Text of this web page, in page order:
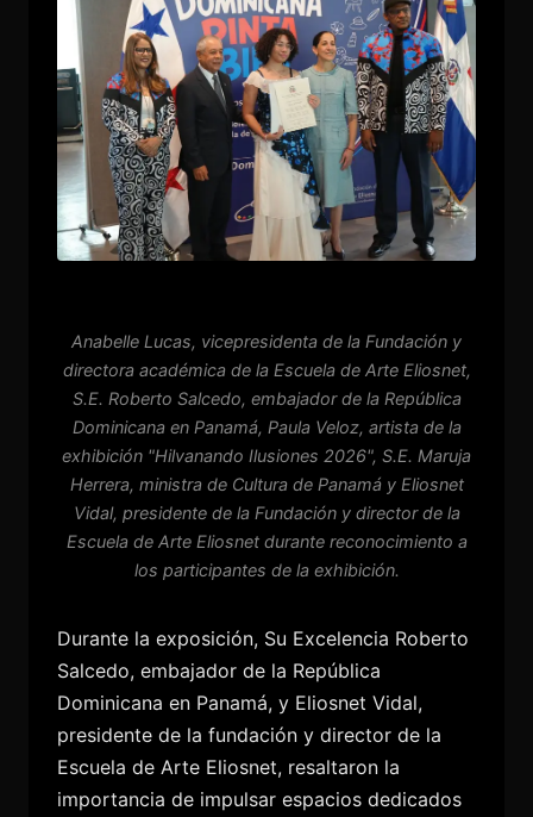
Anabelle Lucas, vicepresidenta de la Fundación y
directora académica de la Escuela de Arte Eliosnet,
S.E. Roberto Salcedo, embajador de la República
Dominicana en Panamá, Paula Veloz, artista de la
exhibición "Hilvanando Ilusiones 2026", S.E. Maruja
Herrera, ministra de Cultura de Panamá y Eliosnet
Vidal, presidente de la Fundación y director de la
Escuela de Arte Eliosnet durante reconocimiento a
los participantes de la exhibición.
Durante la exposición, Su Excelencia Roberto
Salcedo, embajador de la República
Dominicana en Panamá, y Eliosnet Vidal,
presidente de la fundación y director de la
Escuela de Arte Eliosnet, resaltaron la
importancia de impulsar espacios dedicados